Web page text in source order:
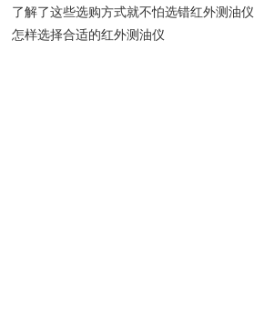
了解了这些选购方式就不怕选错红外测油仪
怎样选择合适的红外测油仪